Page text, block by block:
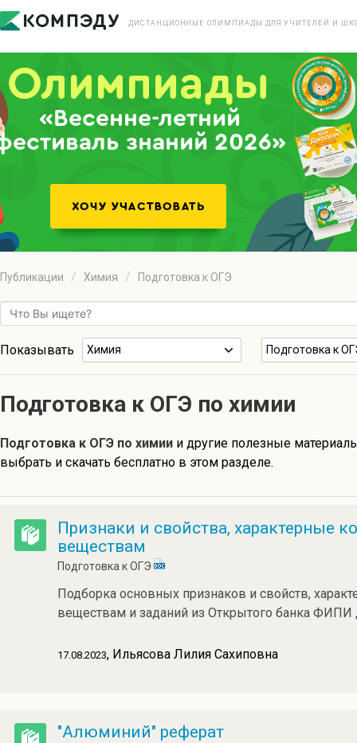
ДИСТАНЦИОННЫЕ ОЛИМПИАДЫ ДЛЯ УЧИТЕЛЕЙ И
«Весенне-летний
знаний 2026»
Публикации Химия Подготовка к ОГЭ
Показывать Химия Подготовка к
Подготовка к ОГЭ по химии
Подготовка к ОГЭ по химии и другие полезные
выбрать и скачать бесплатно в этом разделе.
Признаки и свойства, характерные
веществам
Подготовка к ОГЭ
Подборка основных признаков и свойств,
веществам и заданий из Открытого банка ФИПИ
17.08.2023, Ильясова Лилия Сахиповна
"Алюминий" реферат